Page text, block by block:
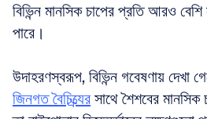
বিভিন্ন মানসিক চাপের প্রতি আরও
পারে।
উদাহরণস্বরূপ, বিভিন্ন গবেষণায় দেখা
জিনগত বৈচিত্র্যের সাথে শৈশবের